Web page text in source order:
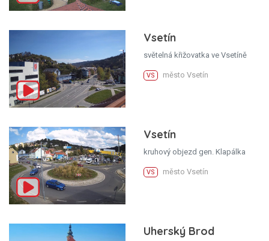
Vsetín
světelná křižovatka ve Vsetíně
VS město Vsetín
Vsetín
kruhový objezd gen. Klapálka
VS město Vsetín
Uherský Brod